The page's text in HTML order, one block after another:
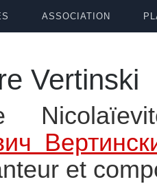
ASSOCIATION
Vertinski
et